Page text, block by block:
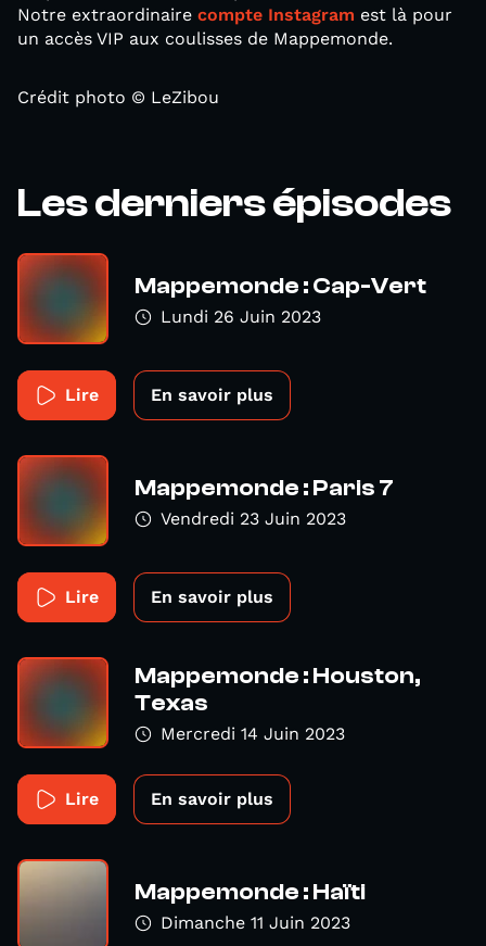
Notre extraordinaire compte Instagram est là pour
un accès VIP aux coulisses de Mappemonde.
Crédit photo © LeZibou
Les derniers épisodes
Mappemonde : Cap-Vert
Lundi 26 Juin 2023
Lire En savoir plus
Mappemonde : Paris 7
Vendredi 23 Juin 2023
Lire En savoir plus
Mappemonde : Houston,
Texas
Mercredi 14 Juin 2023
Lire En savoir plus
Mappemonde : Haïti
Dimanche 11 Juin 2023